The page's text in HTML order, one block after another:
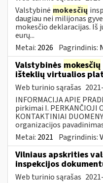
Valstybinė mokesčių
daugiau nei milijonas
mokesčio deklaracijas. Iš
eurų...
Metai: 2026 Pagrindinis:
Valstybinės mokesčių
išteklių virtualios
Web turinio sąrašas
INFORMACIJA APIE
pirkimai I. PERKANČIOJI
KONTAKTINIAI
organizacijos
Metai: 2021 Pagrindinis:
Vilniaus apskrities
inspekcijos
Web turinio sąrašas